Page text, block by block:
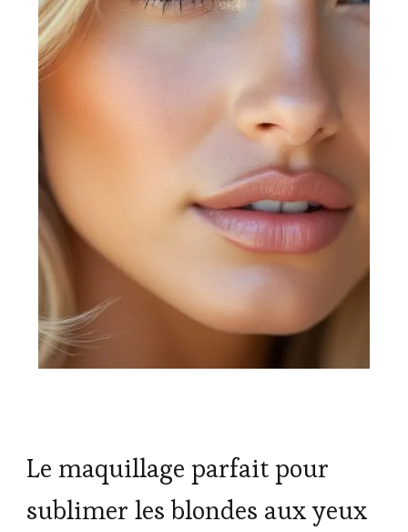
Le maquillage parfait pour
sublimer les blondes aux yeux